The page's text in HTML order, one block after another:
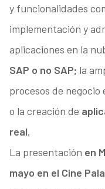
y funcionalidades
implementación y
aplicaciones en la
SAP o no SAP; la
procesos de negocio
o la creación de
real.
La presentación en
mayo en el Cine